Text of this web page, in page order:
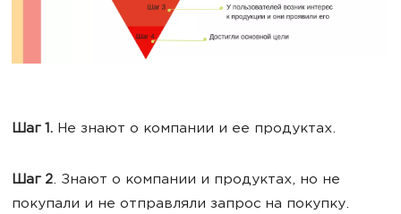
Шаг 1. Не знают о компании и ее продуктах.
Шаг 2. Знают о компании и продуктах, но не
покупали и не отправляли запрос на покупку.